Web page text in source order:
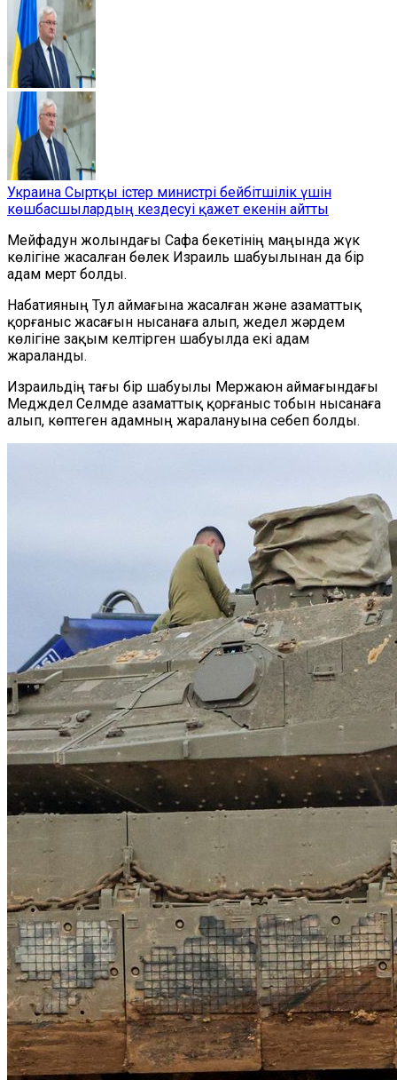
Украина Сыртқы істер министрі бейбітшілік үшін
көшбасшылардың кездесуі қажет екенін айтты
Мейфадун жолындағы Сафа бекетінің маңында жүк
көлігіне жасалған бөлек Израиль шабуылынан да бір
адам мерт болды.
Набатияның Тул аймағына жасалған және азаматтық
қорғаныс жасағын нысанаға алып, жедел жәрдем
көлігіне зақым келтірген шабуылда екі адам
жараланды.
Израильдің тағы бір шабуылы Мержаюн аймағындағы
Медждел Селмде азаматтық қорғаныс тобын нысанаға
алып, көптеген адамның жаралануына себеп болды.